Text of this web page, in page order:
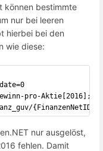
können bestimmte
nur bei leeren
hierbei bei den
wie diese:
pro-
{FinanzenNetID}
nur ausgelöst,
fehlen. Damit